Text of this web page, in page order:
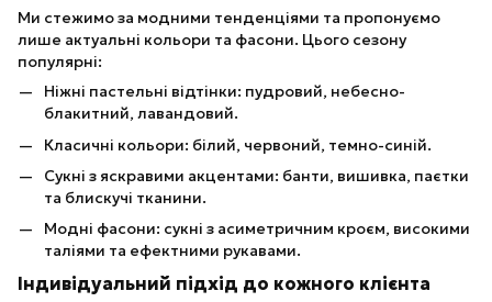
Ми стежимо за модними тенденціями та пропонуємо
лише актуальні кольори та фасони. Цього сезону
популярні:
Ніжні пастельні відтінки: пудровий, небесно-
блакитний, лавандовий.
Класичні кольори: білий, червоний, темно-синій.
Сукні з яскравими акцентами: банти, вишивка, паєтки
та блискучі тканини.
Модні фасони: сукні з асиметричним кроєм, високими
таліями та ефектними рукавами.
Індивідуальний підхід до кожного клієнта